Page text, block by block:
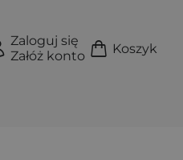
Zaloguj się
Załóż konto
Koszyk